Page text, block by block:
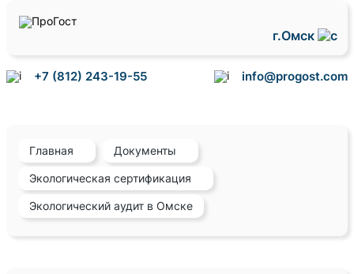
г.Омск
+7 (812) 243-19-55 info@progost.com
Главная Документы
Экологическая сертификация
Экологический аудит в Омске